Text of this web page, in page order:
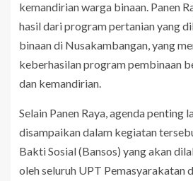
kemandirian warga binaan. Panen
hasil dari program pertanian yang
binaan di Nusakambangan, yang
keberhasilan program pembinaan
dan kemandirian.
Selain Panen Raya, agenda penting
disampaikan dalam kegiatan
Bakti Sosial (Bansos) yang akan
oleh seluruh UPT Pemasyarakatan